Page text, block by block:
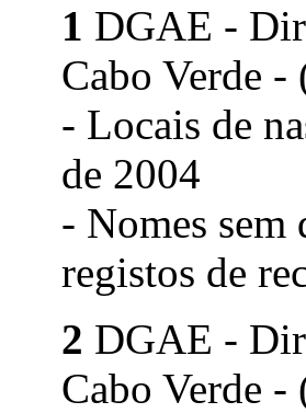
1 DGAE -
Cabo Verde
- Locais de
de 2004
- Nomes sem
registos de
2 DGAE -
Cabo Verde